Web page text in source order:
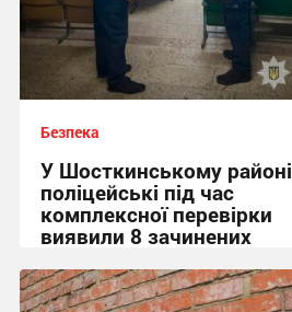
Безпека
У Шосткинському районі
поліцейські під час
комплексної перевірки
виявили 8 зачинених
15:36, 7.08.2026